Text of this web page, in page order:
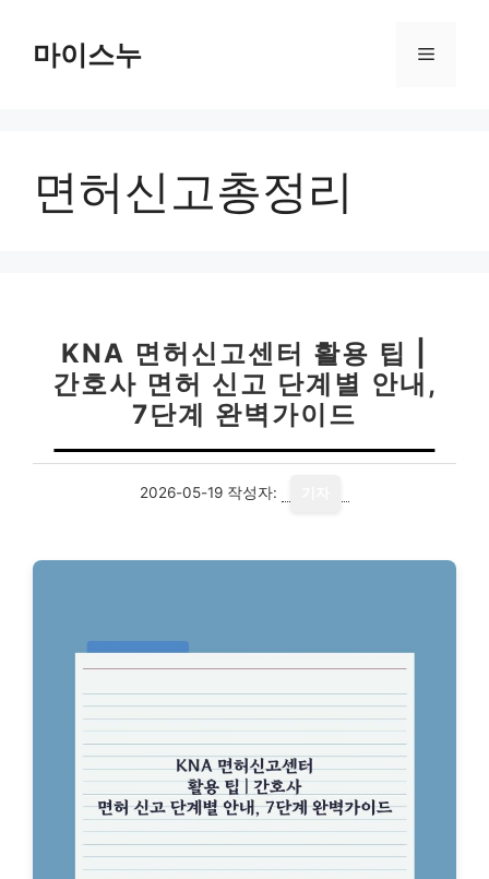
마이스누 메
면허신고총정리
KNA 면허신고센터 활용 팁 |
간호사 면허 신고 단계별 안내,
7단계 완벽가이드
2026-05-19 작성자: